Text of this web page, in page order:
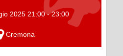
2025 21:00 - 23:00
Cremona